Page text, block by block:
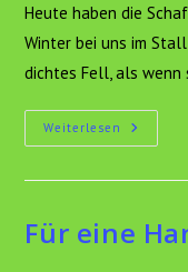
Heute haben die
Winter bei uns im
dichtes Fell, als wenn
Weiterlesen
Für eine